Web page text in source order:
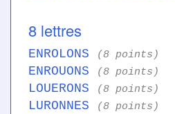
8 lettres
ENROLONS (8 points)
ENROUONS (8 points)
LOUERONS (8 points)
LURONNES (8 points)